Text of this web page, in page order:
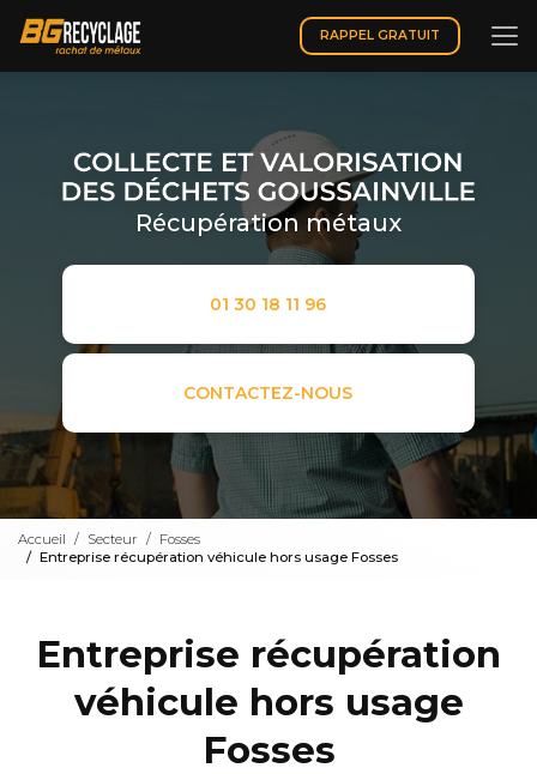
contenu
principal
RAPPEL GRATUIT
Récupération métaux
01 30 18 11 96
CONTACTEZ-NOUS
Accueil Secteur
Fosses
Entreprise récupération véhicule hors usage Fosses
Entreprise récupération
véhicule hors usage
Fosses